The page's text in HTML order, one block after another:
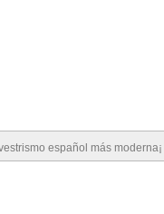
español más moderna¡